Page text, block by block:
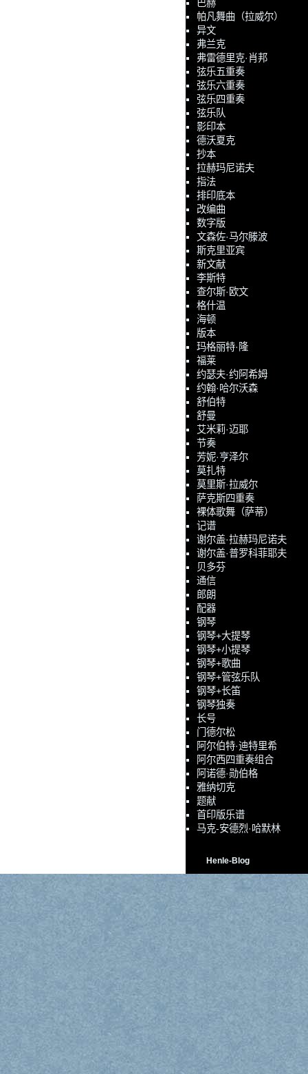
巴赫
帕凡舞曲（拉威尔）
异文
弗兰克
弗雷德里克·肖邦
弦乐五重奏
弦乐六重奏
弦乐四重奏
弦乐队
影印本
德沃夏克
抄本
拉赫玛尼诺夫
指法
排印底本
改编曲
数字版
文森佐·马尔滕波
斯克里亚宾
新文献
李斯特
查尔斯·欧文
格什温
海顿
版本
玛格丽特·隆
福莱
约瑟夫·约阿希姆
约翰·哈尔沃森
舒伯特
舒曼
艾米莉·迈耶
节奏
芳妮·亨泽尔
莫扎特
莫里斯·拉威尔
萨克斯四重奏
裸体歌舞（萨蒂）
记谱
谢尔盖·拉赫玛尼诺夫
谢尔盖·普罗科菲耶夫
贝多芬
通信
郎朗
配器
钢琴
钢琴+大提琴
钢琴+小提琴
钢琴+歌曲
钢琴+管弦乐队
钢琴+长笛
钢琴独奏
长号
门德尔松
阿尔伯特·迪特里希
阿尔西四重奏组合
阿诺德·勋伯格
雅纳切克
题献
首印版乐谱
马克-安德烈·哈默林
Henle-Blog